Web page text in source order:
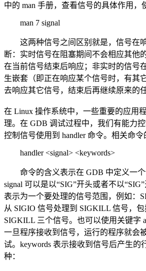
中的 man 手册，查看信号的具体作用，
man 7 signal
这两种信号之间区别就是，信号在
断：实时信号在阻塞期间不会相应其他
在当前信号结束后响应；非实时的信号
生嵌套（即正在响应某个信号时，有其
去响应其它信号，结束后再继续原来的
在 Linux 操作系统中，一些重要的应用
理。在 GDB 调试过程中，我们有能力控
控制信号使用到 handler 命令。相关命令
handler <signal> <keywords>
命令的含义表示在 GDB 中定义一个
signal 可以是以“SIG”开头或者不以
表示为一个要处理的信号范围，例如：
从 SIGIO 信号处理到 SIGKILL 信号，包
SIGKILL 三个信号。也可以使用关键字
一旦程序接收到信号，运行的程序就会
试。keywords 表示接收到信号后产生的
种：